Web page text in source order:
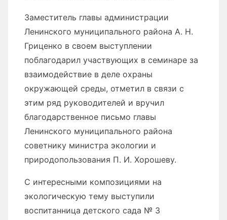
Заместитель главы администрации
Ленинского муниципального района А. Н.
Гриценко в своем выступлении
поблагодарил участвующих в семинаре за
взаимодействие в деле охраны
окружающей среды, отметил в связи с
этим ряд руководителей и вручил
благодарственное письмо главы
Ленинского муниципального района
советнику министра экологии и
природопользования П. И. Хорошеву.
С интересными композициями на
экологическую тему выступили
воспитанница детского сада № 3